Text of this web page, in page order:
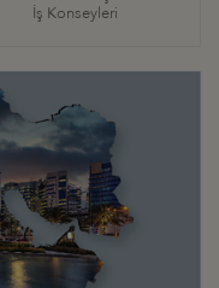
İş Konseyleri